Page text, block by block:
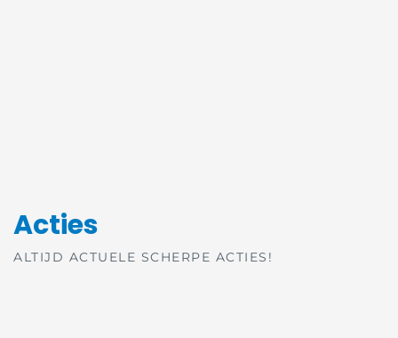
Acties
ALTIJD ACTUELE SCHERPE ACTIES!